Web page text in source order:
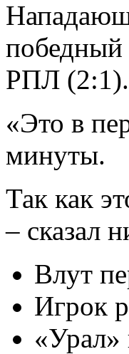
победный
РПЛ (2:1).
«Это в
минуты.
Так как
– сказал
Влут
Игрок